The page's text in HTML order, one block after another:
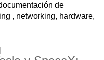
de
, networking, hardware,